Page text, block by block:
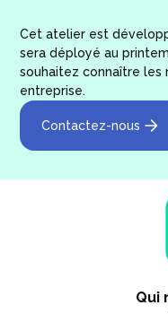
Cet atelier est
sera déployé au
souhaitez connaître les
entreprise.
Contactez-nous
Qui